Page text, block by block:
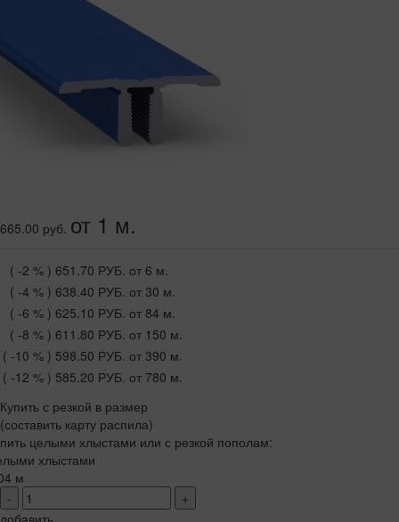
665.00 руб. от 1 м.
( -2 % ) 651.70 РУБ. от 6 м.
( -4 % ) 638.40 РУБ. от 30 м.
( -6 % ) 625.10 РУБ. от 84 м.
( -8 % ) 611.80 РУБ. от 150 м.
( -10 % ) 598.50 РУБ. от 390 м.
( -12 % ) 585.20 РУБ. от 780 м.
Купить с резкой в размер
(составить карту распила)
целыми хлыстами или с резкой пополам:
хлыстами
м
-
+